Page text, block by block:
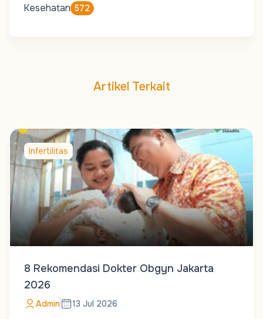
Kesehatan 572
Artikel Terkait
Infertilitas
8 Rekomendasi Dokter Obgyn Jakarta
2026
Admin 13 Jul 2026